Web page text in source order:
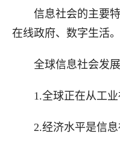
信息社会的主要
在线政府、 数字生活。
全球信息社会发
1.全球正在从工
2.经济水平是信